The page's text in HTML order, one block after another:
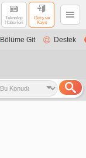
Teknoloji
Haberleri
Giriş ve
Kayıt
Bölüme Git Destek